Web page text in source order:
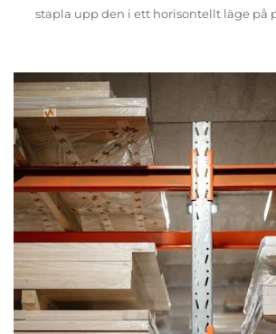
stapla upp den i ett horisontellt läge på